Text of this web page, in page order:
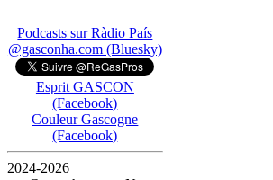
Podcasts sur Ràdio País
@gasconha.com (Bluesky)
Esprit GASCON
(Facebook)
Couleur Gascogne
(Facebook)
2024-2026